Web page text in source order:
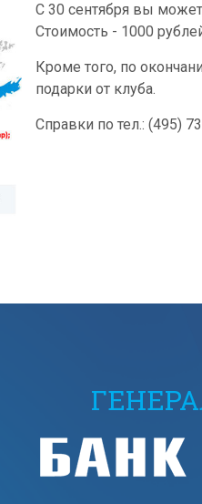
С 30 сентября вы
Стоимость - 1000
Кроме того, по
подарки от клуба.
Справки по тел.: (495)